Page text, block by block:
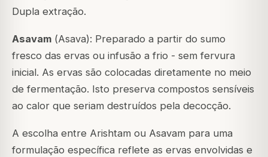
Dupla extração.
Asavam (Asava): Preparado a partir do sumo
fresco das ervas ou infusão a frio - sem fervura
inicial. As ervas são colocadas diretamente no meio
de fermentação. Isto preserva compostos sensíveis
ao calor que seriam destruídos pela decocção.
A escolha entre Arishtam ou Asavam para uma
formulação específica reflete as ervas envolvidas e